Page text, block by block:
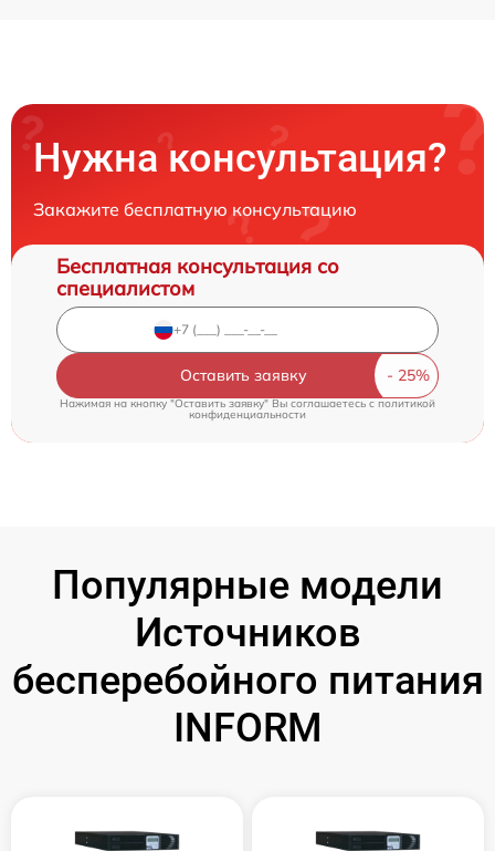
Нужна консультация?
Закажите бесплатную консультацию
Бесплатная консультация со
специалистом
Оставить заявку
Нажимая на кнопку "Оставить заявку" Вы соглашаетесь cполитикой
конфиденциальности
Популярные модели
Источников
бесперебойного питания
INFORM